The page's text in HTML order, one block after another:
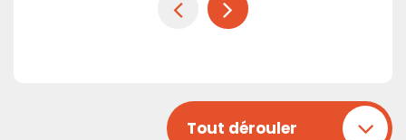
Tout dérouler